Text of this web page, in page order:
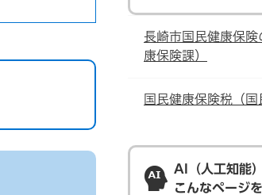
長崎市国民健康保
康保険課）
国民健康保険税（国
AI（人工知能
こんなページ